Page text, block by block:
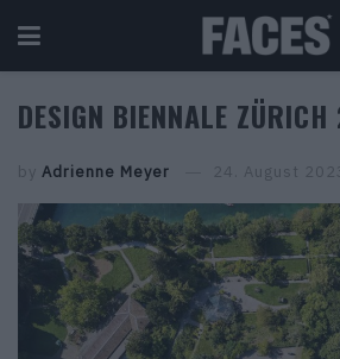
DESIGN BIENNALE
by Adrienne Meyer 24. August 2023